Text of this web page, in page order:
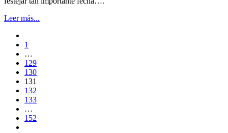
Leer más...
1
…
129
130
131
132
133
…
152